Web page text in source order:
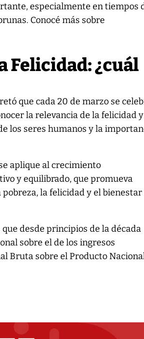
especialmente en tiempos
Conocé más sobre
Felicidad: ¿cuál
que cada 20 de marzo se
la relevancia de la felicidad y
los seres humanos y la
aplique al crecimiento
y equilibrado, que promueva
la felicidad y el bienestar
desde principios de la década
sobre el de los ingresos
Bruta sobre el Producto